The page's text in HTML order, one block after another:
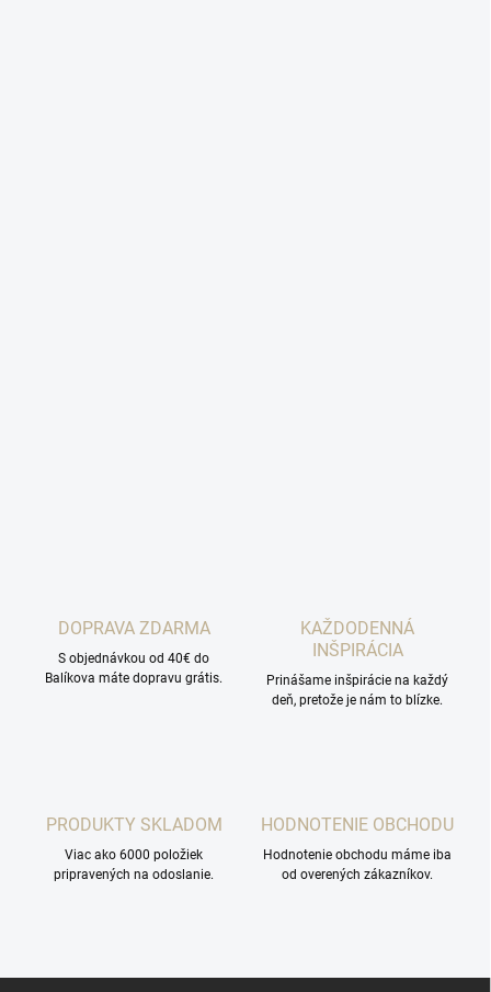
DOPRAVA ZDARMA
S objednávkou od 40€ do
Balíkova máte dopravu grátis.
KAŽDODENNÁ
INŠPIRÁCIA
Prinášame inšpirácie na každý
deň, pretože je nám to blízke.
PRODUKTY SKLADOM
Viac ako 6000 položiek
pripravených na odoslanie.
HODNOTENIE OBCHODU
Hodnotenie obchodu máme iba
od overených zákazníkov.